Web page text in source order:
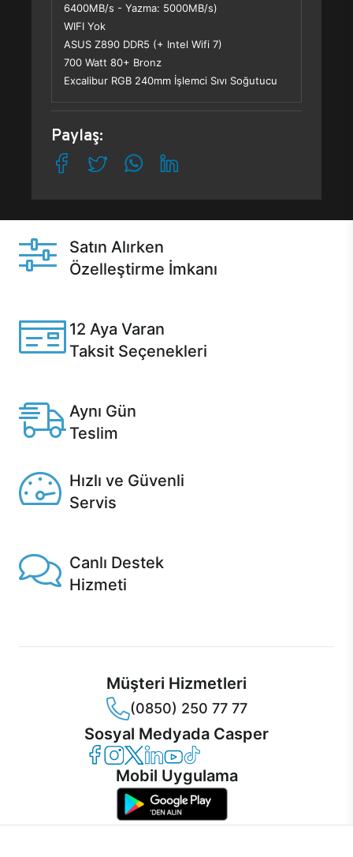
6400MB/s - Yazma: 5000MB/s)
WIFI Yok
ASUS Z890 DDR5 (+ Intel Wifi 7)
700 Watt 80+ Bronz
Excalibur RGB 240mm İşlemci Sıvı Soğutucu
Paylaş:
Satın Alırken
Özelleştirme İmkanı
12 Aya Varan
Taksit Seçenekleri
Aynı Gün
Teslim
Hızlı ve Güvenli
Servis
Canlı Destek
Hizmeti
Müşteri Hizmetleri
(0850) 250 77 77
Sosyal Medyada Casper
Casper Facebook
Casper Instagram
Casper Twitter
Casper LinkedIn
Casper YouTube
Casper TikTok
Mobil Uygulama